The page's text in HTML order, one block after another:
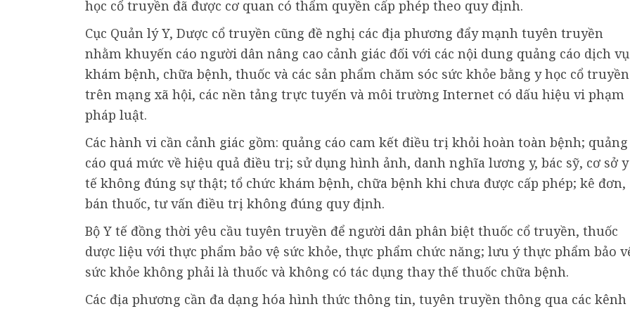
học cổ truyền đã được cơ quan có thẩm quyền cấp phép theo quy định.
Cục Quản lý Y, Dược cổ truyền cũng đề nghị các địa phương đẩy mạnh tuyên truyền
nhằm khuyến cáo người dân nâng cao cảnh giác đối với các nội dung quảng cáo dịch vụ
khám bệnh, chữa bệnh, thuốc và các sản phẩm chăm sóc sức khỏe bằng y học cổ truyền
trên mạng xã hội, các nền tảng trực tuyến và môi trường Internet có dấu hiệu vi phạm
pháp luật.
Các hành vi cần cảnh giác gồm: quảng cáo cam kết điều trị khỏi hoàn toàn bệnh; quảng
cáo quá mức về hiệu quả điều trị; sử dụng hình ảnh, danh nghĩa lương y, bác sỹ, cơ sở y
tế không đúng sự thật; tổ chức khám bệnh, chữa bệnh khi chưa được cấp phép; kê đơn,
bán thuốc, tư vấn điều trị không đúng quy định.
Bộ Y tế đồng thời yêu cầu tuyên truyền để người dân phân biệt thuốc cổ truyền, thuốc
dược liệu với thực phẩm bảo vệ sức khỏe, thực phẩm chức năng; lưu ý thực phẩm bảo
sức khỏe không phải là thuốc và không có tác dụng thay thế thuốc chữa bệnh.
Các địa phương cần đa dạng hóa hình thức thông tin, tuyên truyền thông qua các kênh